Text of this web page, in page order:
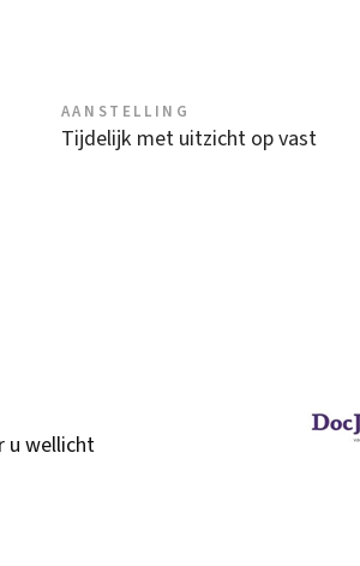
AANSTELLING
Tijdelijk met uitzicht op vast
u wellicht